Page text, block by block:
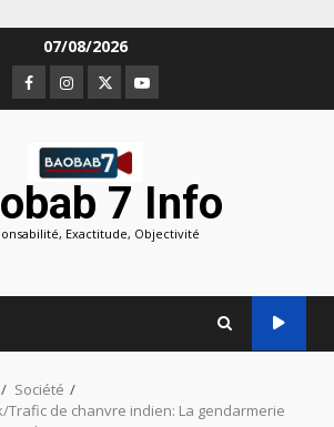
07/08/2026
Facebook
Instagram
TwitterYoutube
7 Info
Exactitude, Objectivité
Société
Trafic de chanvre indien: La gendarmerie